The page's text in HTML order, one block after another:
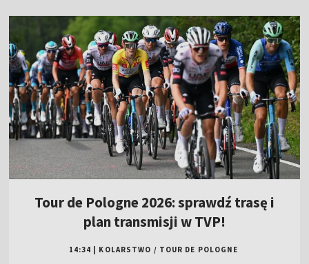
Tour de Pologne 2026: sprawdź trasę i
plan transmisji w TVP!
14:34 KOLARSTWO / TOUR DE POLOGNE